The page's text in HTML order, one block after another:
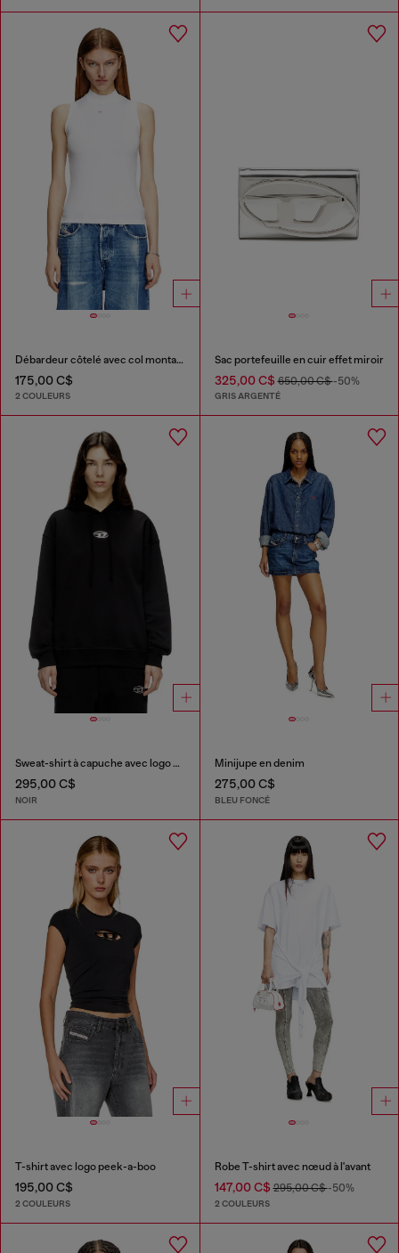
Débardeur côtelé avec col montant
175,00 C$
2 COULEURS
Sac portefeuille en cuir effet miroir
325,00 C$650,00 C$-50%
GRIS ARGENTÉ
Sweat-shirt à capuche avec logo Oval D effet métal
295,00 C$
NOIR
Minijupe en denim
275,00 C$
BLEU FONCÉ
T-shirt avec logo peek-a-boo
195,00 C$
2 COULEURS
Robe T-shirt avec nœud à l'avant
147,00 C$295,00 C$-50%
2 COULEURS